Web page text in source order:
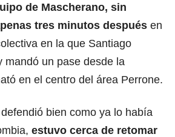
de Mascherano, sin
tres minutos después en
en la que Santiago
mandó un pase desde la
en el centro del área Perrone.
bien como ya lo había
estuvo cerca de retomar